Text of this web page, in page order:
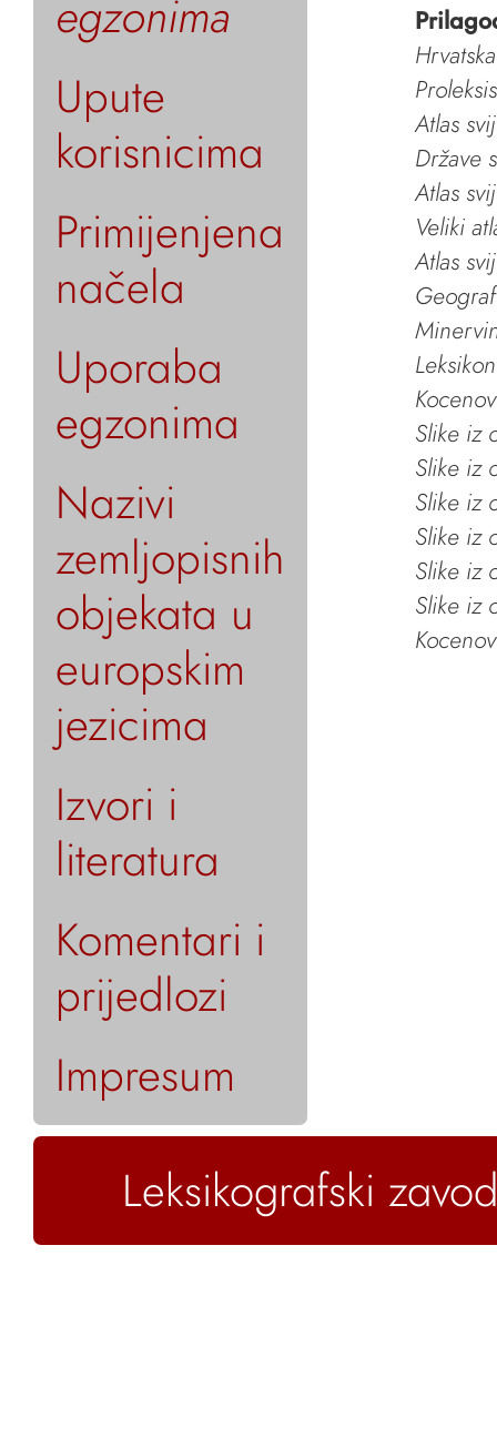
egzonima
Upute
korisnicima
Primijenjena
načela
Uporaba
egzonima
Nazivi
zemljopisnih
objekata u
europskim
jezicima
Izvori i
literatura
Komentari i
prijedlozi
Impresum
Atlas
Države
Atlas
Veliki
Atlas
Slike iz
Slike iz
Slike iz
Slike iz
Slike iz
Slike iz
Leksikografski